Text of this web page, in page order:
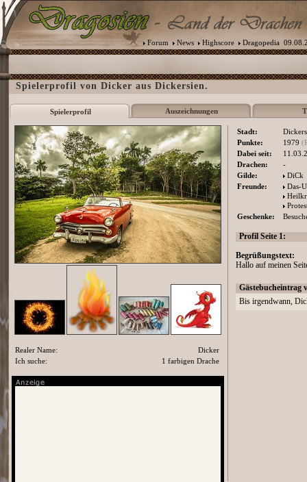
Forum News Highscore Dragopedia
Spielerprofil von Dicker aus Dickersien.
Spielerprofil Auszeichnungen
Stadt:
Punkte:
1979
Dabei seit:
Drachen:
-
Gilde:
DiCk
Freunde:
Das-
Geschenke:
Profil Seite 1:
Begrüßungstext:
Hallo auf meinen
Gästebucheintrag
Bis irgendwann,
Realer Name:
Dicker
Ich suche:
1 farbigen Drache